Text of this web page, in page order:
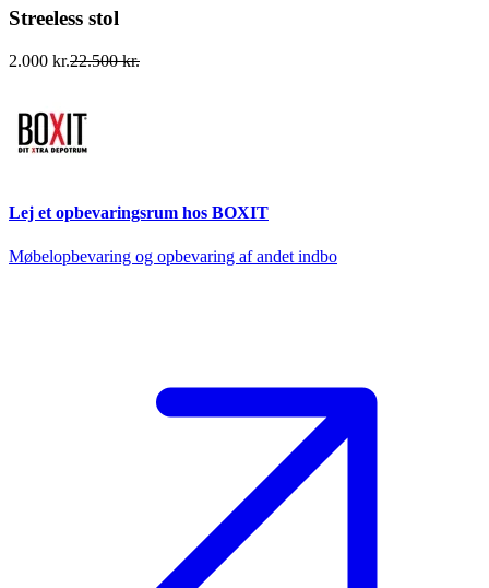
Streeless stol
2.000 kr.22.500 kr.
Lej et opbevaringsrum hos BOXIT
Møbelopbevaring og opbevaring af andet indbo